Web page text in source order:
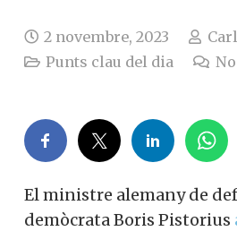
2 novembre, 2023
Punts clau del dia
El ministre alemany de
demòcrata Boris Pistorius